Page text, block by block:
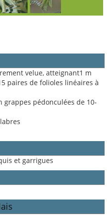
velue, atteignant1 m
paires de folioles linéaires à
grappes pédonculées de 10-
et garrigues